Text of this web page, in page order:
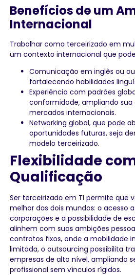
Benefícios de um
Internacional
Trabalhar como terceirizado em
um contexto internacional que
Comunicação em inglês ou
fortalecendo habilidades
Experiência com padrões
conformidade, ampliando
mercados internacionais.
Networking global, que pode
oportunidades futuras, seja
modelo terceirizado.
Flexibilidade
Qualificação
Ser terceirizado em TI permite que
melhor dos dois mundos: o acesso
corporações e a possibilidade de
alinhem com suas ambições
contratos fixos, onde a mobilidade
limitada, o outsourcing possibilita
empresas de alto nível, ampliando
profissional sem vínculos rígidos.